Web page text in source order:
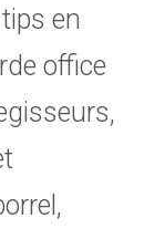
en
office